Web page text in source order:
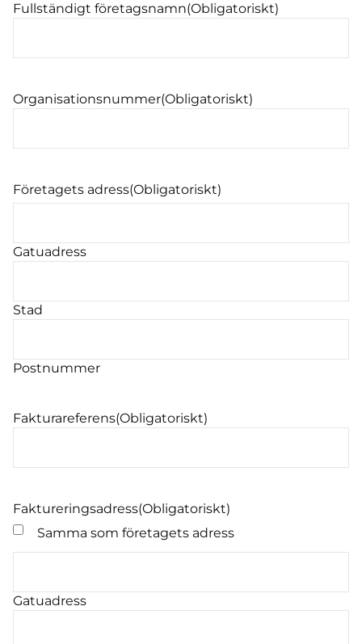
Fullständigt företagsnamn(Obligatoriskt)
Organisationsnummer(Obligatoriskt)
Företagets adress(Obligatoriskt)
Gatuadress
Stad
Postnummer
Fakturareferens(Obligatoriskt)
Faktureringsadress(Obligatoriskt)
Samma som företagets adress
Gatuadress